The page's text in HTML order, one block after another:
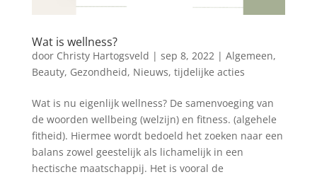
Wat is wellness?
door Christy Hartogsveld | sep 8, 2022| Algemeen,
Beauty, Gezondheid, Nieuws, tijdelijke acties
Wat is nu eigenlijk wellness? De samenvoeging van
de woorden wellbeing (welzijn) en fitness. (algehele
fitheid). Hiermee wordt bedoeld het zoeken naar een
balans zowel geestelijk als lichamelijk in een
hectische maatschappij. Het is vooral de